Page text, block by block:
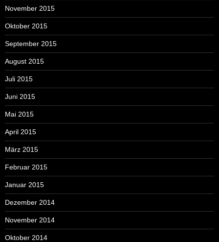
November 2015
Oktober 2015
September 2015
August 2015
Juli 2015
Juni 2015
Mai 2015
April 2015
März 2015
Februar 2015
Januar 2015
Dezember 2014
November 2014
Oktober 2014